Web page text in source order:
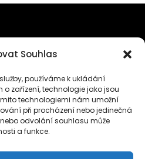
Souhlas
používáme k ukládání
zařízení, technologie jako jsou
technologiemi nám umožní
při procházení nebo jedinečná
odvolání souhlasu může
a funkce.
PLATFORMU
KLASICKÉ HUDBY